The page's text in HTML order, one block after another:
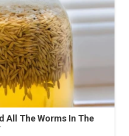
All The Worms In The